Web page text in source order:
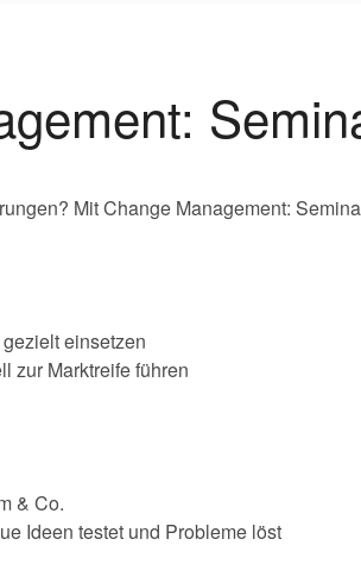
Mit Change Management:
einsetzen
zur Marktreife führen
& Co.
Ideen testet und Probleme löst